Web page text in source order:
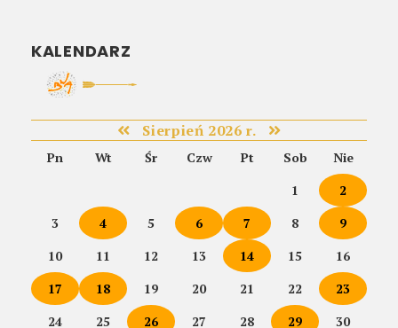
KALENDARZ
Sierpień 2026 r.
Pn Wt Śr Czw Pt Sob
Nie
1
2
3
4 5 6 7 8
9
10
11 12 13 14 15
16
17
18 19 20 21 22
23
24
25 26 27 28 29 30